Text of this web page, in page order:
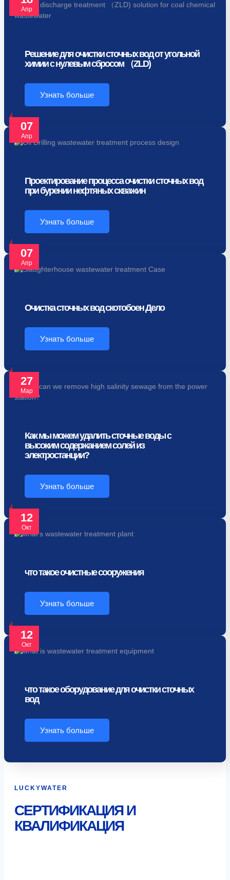
Апр
Решение для очистки сточных вод от угольной
химии с нулевым сбросом （ZLD)
Узнать больше
07
Апр
Проектирование процесса очистки сточных вод
при бурении нефтяных скважин
Узнать больше
07
Апр
Очистка сточных вод скотобоен Дело
Узнать больше
27
Мар
Как мы можем удалить сточные воды с
высоким содержанием солей из
электростанции?
Узнать больше
12
Окт
что такое очистные сооружения
Узнать больше
12
Окт
что такое оборудование для очистки сточных
вод
Узнать больше
LUCKYWATER
СЕРТИФИКАЦИЯ И
КВАЛИФИКАЦИЯ